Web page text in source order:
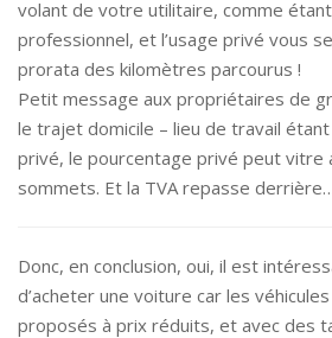
volant de votre utilitaire, comme
professionnel, et l’usage privé vous
prorata des kilomètres parcourus !
Petit message aux propriétaires de
le trajet domicile – lieu de travail
privé, le pourcentage privé peut vitre
sommets. Et la TVA repasse
Donc, en conclusion, oui, il est
d’acheter une voiture car les
proposés à prix réduits, et avec des